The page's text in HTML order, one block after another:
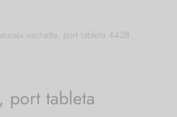
vachetta, port tableta 4428
port tableta